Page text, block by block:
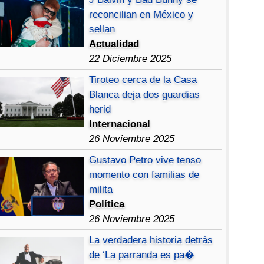
reconcilian en México y
sellan
Actualidad
22 Diciembre 2025
Tiroteo cerca de la Casa
Blanca deja dos guardias
herid
Internacional
26 Noviembre 2025
Gustavo Petro vive tenso
momento con familias de
milita
Política
26 Noviembre 2025
La verdadera historia detrás
de ‘La parranda es pa�